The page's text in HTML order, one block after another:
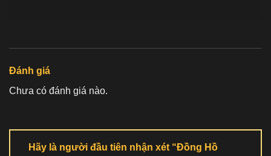
Đánh giá
Chưa có đánh giá nào.
Hãy là người đầu tiên nhận xét “Đồng Hồ